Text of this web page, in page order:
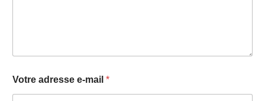
Votre adresse e-mail *